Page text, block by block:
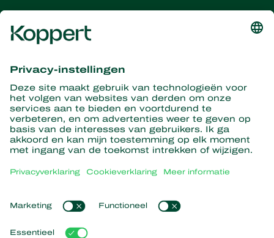
Ontvang het laatste nieuws en
informatie
Hier aanmelden
Partners with Nature
Roofmijten
Roofinsecten
Nuttige nematoden
Nuttige micro-organismen
Gewasbescherming
Nieuws en informatie
Duurzaamheid
Populaire links
Ervaringen van klanten